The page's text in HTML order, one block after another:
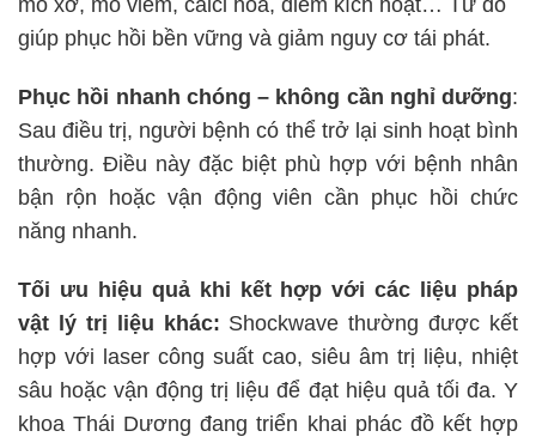
mô xơ, mô viêm, calci hóa, điểm kích hoạt… Từ đó
giúp phục hồi bền vững và giảm nguy cơ tái phát.
Phục hồi nhanh chóng – không cần nghỉ dưỡng:
Sau điều trị, người bệnh có thể trở lại sinh hoạt bình
thường. Điều này đặc biệt phù hợp với bệnh nhân
bận rộn hoặc vận động viên cần phục hồi chức
năng nhanh.
Tối ưu hiệu quả khi kết hợp với các liệu pháp
vật lý trị liệu khác: Shockwave thường được kết
hợp với laser công suất cao, siêu âm trị liệu, nhiệt
sâu hoặc vận động trị liệu để đạt hiệu quả tối đa. Y
khoa Thái Dương đang triển khai phác đồ kết hợp